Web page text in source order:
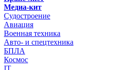
Медиа-кит
Судостроение
Авиация
Военная техника
Авто- и спецтехника
БПЛА
Космос
IT